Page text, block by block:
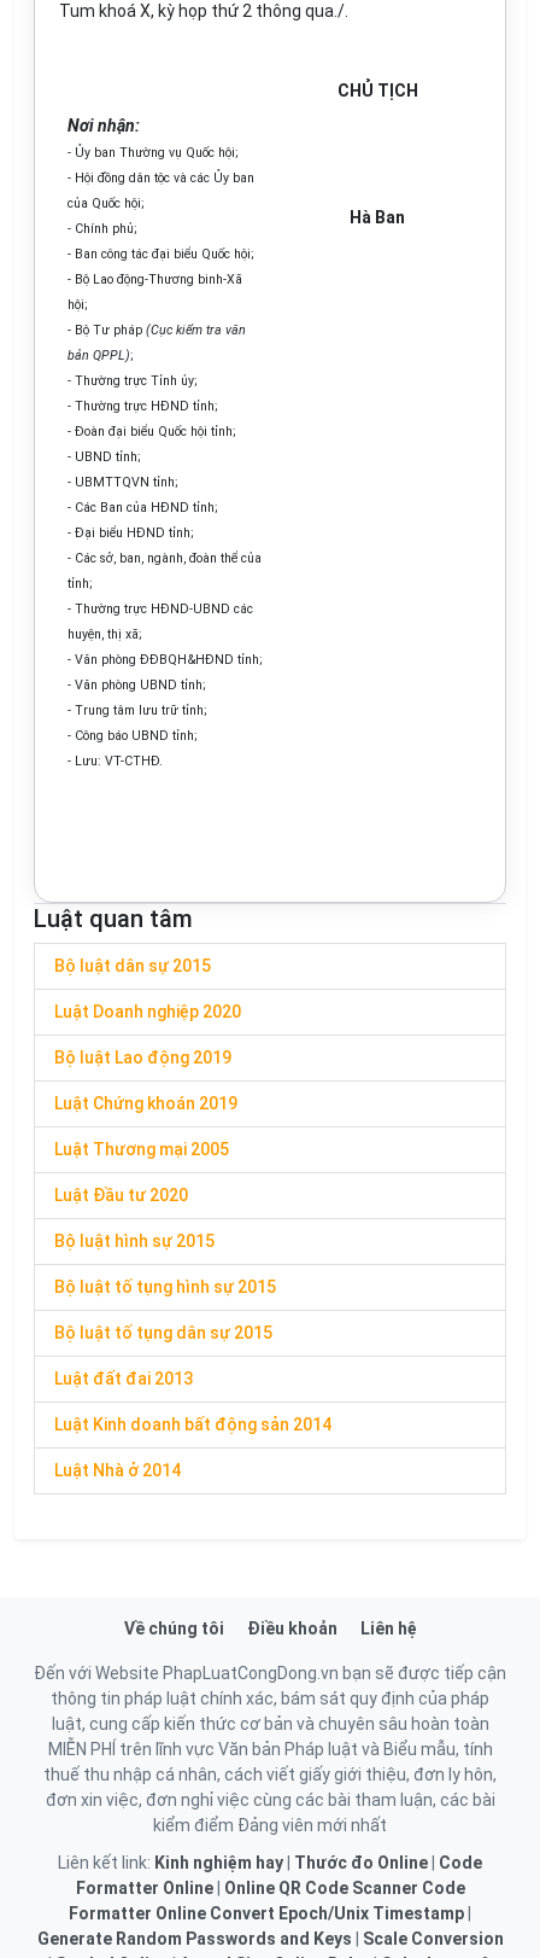
Tum khoá X, kỳ họp thứ 2 thông qua./.
Nơi nhận:
- Ủy ban Thường vụ Quốc hội;
- Hội đồng dân tộc và các Ủy ban
của Quốc hội;
- Chính phủ;
- Ban công tác đại biểu Quốc hội;
- Bộ Lao động-Thương binh-Xã
hội;
- Bộ Tư pháp(Cục kiểm tra văn
bản QPPL);
- Thường trực Tỉnh ủy;
- Thường trực HĐND tỉnh;
- Đoàn đại biểu Quốc hội tỉnh;
- UBND tỉnh;
- UBMTTQVN tỉnh;
- Các Ban của HĐND tỉnh;
- Đại biểu HĐND tỉnh;
- Các sở, ban, ngành, đoàn thể của
tỉnh;
- Thường trực HĐND-UBND các
huyện, thị xã;
- Văn phòng ĐĐBQH&HĐND tỉnh;
- Văn phòng UBND tỉnh;
- Trung tâm lưu trữ tỉnh;
- Công báo UBND tỉnh;
- Lưu: VT-CTHĐ.
CHỦ TỊCH
Hà Ban
Luật quan tâm
Bộ luật dân sự 2015
Luật Doanh nghiệp 2020
Bộ luật Lao động 2019
Luật Chứng khoán 2019
Luật Thương mại 2005
Luật Đầu tư 2020
Bộ luật hình sự 2015
Bộ luật tố tụng hình sự 2015
Bộ luật tố tụng dân sự 2015
Luật đất đai 2013
Luật Kinh doanh bất động sản 2014
Luật Nhà ở 2014
Về chúng tôi Điều khoản Liên hệ
Đến với Website PhapLuatCongDong.vn bạn sẽ được tiếp cận
thông tin pháp luật chính xác, bám sát quy định của pháp
luật, cung cấp kiến thức cơ bản và chuyên sâu hoàn toàn
MIỄN PHÍ trên lĩnh vực Văn bản Pháp luật và Biểu mẫu, tính
thuế thu nhập cá nhân, cách viết giấy giới thiệu, đơn ly hôn,
đơn xin việc, đơn nghỉ việc cùng các bài tham luận, các bài
kiểm điểm Đảng viên mới nhất
Liên kết link: Kinh nghiệm hay Thước đo Online
Code
Formatter Online| Online QR Code Scanner Code
Formatter Online Convert Epoch/Unix Timestamp
Generate Random Passwords and Keys
Scale Conversion